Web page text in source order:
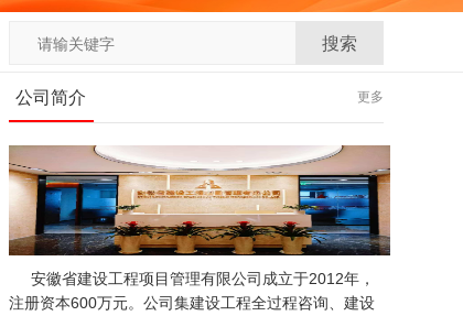
公司简介 更多
安徽省建设工程项目管理有限公司成立于2012年，
注册资本600万元。公司集建设工程全过程咨询、建设